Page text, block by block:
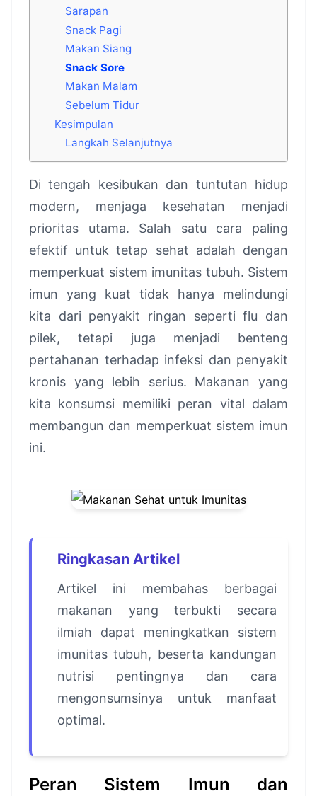
Sarapan
Snack Pagi
Makan Siang
Snack Sore
Makan Malam
Sebelum Tidur
Kesimpulan
Langkah Selanjutnya
Di tengah kesibukan dan tuntutan hidup
modern, menjaga kesehatan menjadi
prioritas utama. Salah satu cara paling
efektif untuk tetap sehat adalah dengan
memperkuat sistem imunitas tubuh. Sistem
imun yang kuat tidak hanya melindungi
kita dari penyakit ringan seperti flu dan
pilek, tetapi juga menjadi benteng
pertahanan terhadap infeksi dan penyakit
kronis yang lebih serius. Makanan yang
kita konsumsi memiliki peran vital dalam
membangun dan memperkuat sistem imun
ini.
Ringkasan Artikel
Artikel ini membahas berbagai
makanan yang terbukti secara
ilmiah dapat meningkatkan sistem
imunitas tubuh, beserta kandungan
nutrisi pentingnya dan cara
mengonsumsinya untuk manfaat
optimal.
Peran Sistem Imun dan